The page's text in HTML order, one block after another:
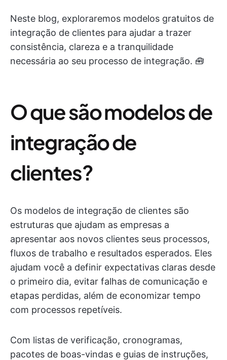
Neste blog, exploraremos modelos gratuitos de
integração de clientes para ajudar a trazer
consistência, clareza e a tranquilidade
necessária ao seu processo de integração. 🧰
O que são modelos de
integração de
clientes?
Os modelos de integração de clientes são
estruturas que ajudam as empresas a
apresentar aos novos clientes seus processos,
fluxos de trabalho e resultados esperados. Eles
ajudam você a definir expectativas claras desde
o primeiro dia, evitar falhas de comunicação e
etapas perdidas, além de economizar tempo
com processos repetíveis.
Com listas de verificação, cronogramas,
pacotes de boas-vindas e guias de instruções,